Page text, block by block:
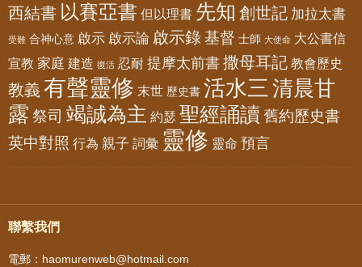
西結書 以賽亞書 但以理書 先知 創世記 加拉太書
受難 合神心意 啟示 啟示論 啟示錄基督 士師 大使命 大公書信
宣教 家庭 建造 復活 忍耐 提摩太前書撒母耳記 教會歷史
教義 有聲靈修 末世 歷史書 活水三清晨甘
露 祭司 竭誠為主 約瑟 聖經誦讀 舊約歷史書
英中對照 行為 親子 詞彙 靈修 靈命 預言
聯繫我們
電郵：haomurenweb@hotmail.com